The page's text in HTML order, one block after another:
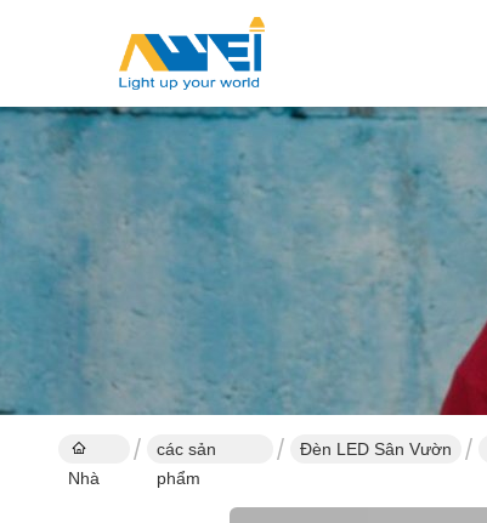
Nhà
các sản
phẩm
Đèn LED Sân Vườn